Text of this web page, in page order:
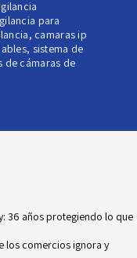
para
, camaras ip
, sistema de
de cámaras de
36 años protegiendo lo que
los comercios ignora y